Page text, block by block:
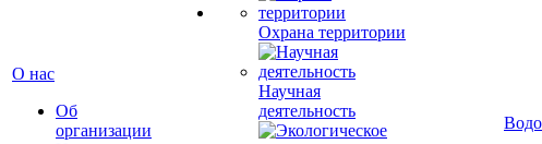
О нас
Об
организации
Охрана территории
Научная
деятельность